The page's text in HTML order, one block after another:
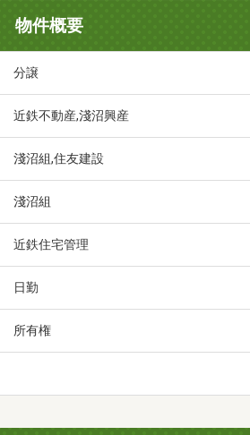
物件概要
分譲
近鉄不動産,淺沼興産
淺沼組,住友建設
淺沼組
近鉄住宅管理
日勤
所有権